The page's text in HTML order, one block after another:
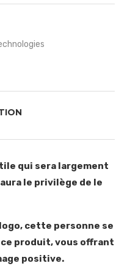
qui sera largement
le privilège de le
cette personne se
produit, vous offrant
positive.